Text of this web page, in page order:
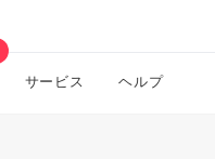
サービス ヘルプ